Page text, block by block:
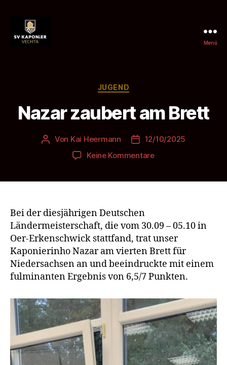
Menü
Kategorien
JUGEND
Nazar zaubert am Brett
Beitragsautor
Von Kai Heermann Beitragsdatum
12/10/2025
Keine Kommentarezu
Bei der diesjährigen Deutschen
Ländermeisterschaft, die vom 30.09 – 05.10 in
Oer-Erkenschwick stattfand, trat unser
Kaponierinho Nazar am vierten Brett für
Niedersachsen an und beeindruckte mit einem
fulminanten Ergebnis von 6,5/7 Punkten.